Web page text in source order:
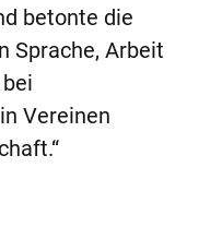
betonte die
Sprache, Arbeit
Vereinen